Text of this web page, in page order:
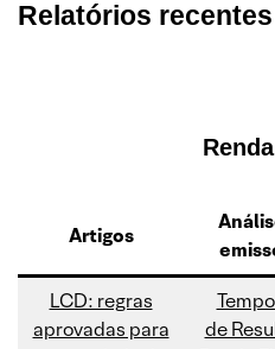
Relatórios
Artigos
LCD: regras
aprovadas para
de